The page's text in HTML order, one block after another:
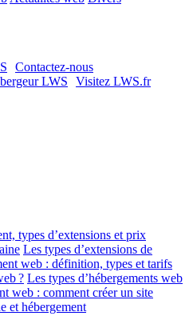
Contactez-nous
Visitez LWS.fr
types d’extensions et prix
Les types d’extensions de
web : définition, types et tarifs
? Les types d’hébergements web
web : comment créer un site
et hébergement